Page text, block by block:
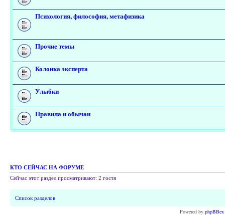
Психология, философия, метафизика
Прочие темы
Колонка эксперта
Улыбки
Правила и обычаи
КТО СЕЙЧАС НА ФОРУМЕ
Сейчас этот раздел просматривают: 2 гостя
Список разделов
Powered by phpBBex